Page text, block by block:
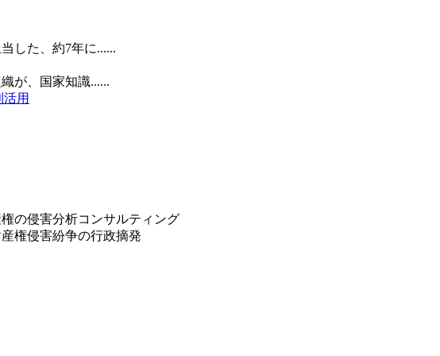
した、約7年に......
が、国家知識......
用
の侵害分析コンサルティング
権侵害紛争の行政摘発